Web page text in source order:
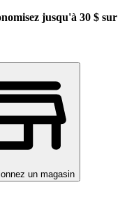
jusqu'à 30 $ sur
un magasin